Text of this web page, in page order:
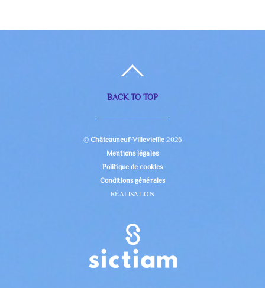
BACK TO TOP
©Châteauneuf-Villevieille 2026
Mentions légales
Politique de cookies
Conditions générales
RÉALISATION